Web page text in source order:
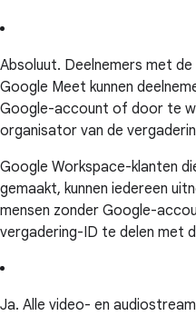
Absoluut. Deelnemers met
Google Meet kunnen
Google-account of door te
organisator van de
Google Workspace-klanten
gemaakt, kunnen iedereen
mensen zonder Google-
vergadering-ID te delen met
Ja. Alle video- en